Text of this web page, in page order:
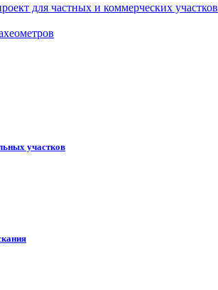
для частных и коммерческих участков
участков